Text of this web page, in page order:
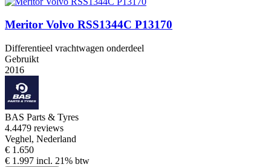
Meritor Volvo RSS1344C P13170
Differentieel vrachtwagen onderdeel
Gebruikt
2016
BAS Parts & Tyres
4.4479 reviews
Veghel, Nederland
€ 1.650
€ 1.997 incl. 21% btw